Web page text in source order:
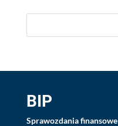
BIP
Sprawozdania finansowe